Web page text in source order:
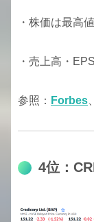
・株価は最高
・売上高・
参照： Forbes
4位：